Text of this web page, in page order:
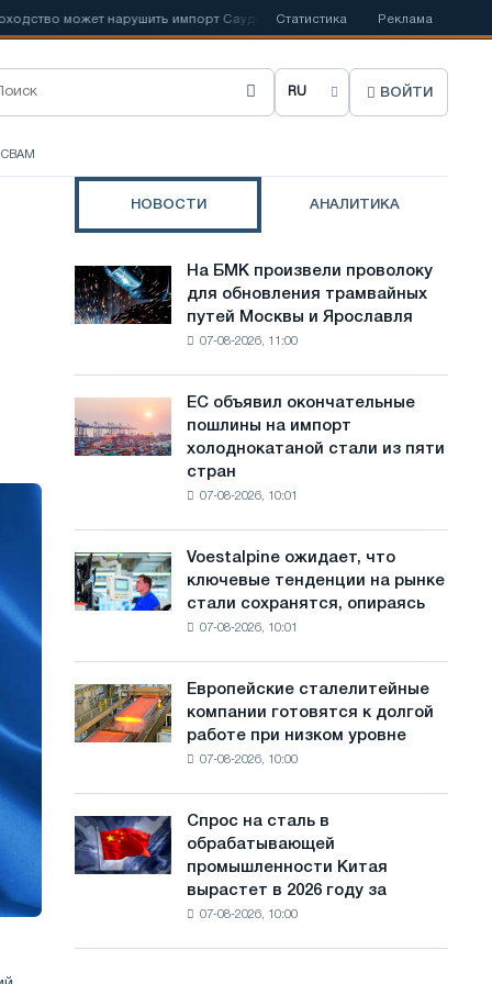
нарушить импорт Саудовской стали 📰Испанский Acerinox
Статистика Реклама
В
б
т
ь
з
ы
й
ВОЙТИ
НОВОСТИ АНАЛИТИКА
На
БМК
произвели
трамвайных
путей
На БМК произвели проволоку
для обновления трамвайных
путей Москвы и Ярославля
07-08-2026, 11:00
объявил
окончательные
холоднокатаной
стали
из
ЕС объявил окончательные
пошлины на импорт
холоднокатаной стали из пяти
стран
07-08-2026, 10:01
Voestalpine
ожидает,
что
рынке
стали
на
диверсификацию
Voestalpine ожидает, что
ключевые тенденции на рынке
стали сохранятся, опираясь
07-08-2026, 10:01
Европейские
сталелитейные
компании
работе
при
Европейские сталелитейные
компании готовятся к долгой
работе при низком уровне
07-08-2026, 10:00
Спрос
на
сталь
обрабатывающей
Спрос на сталь в
обрабатывающей
промышленности Китая
вырастет в 2026 году за
07-08-2026, 10:00